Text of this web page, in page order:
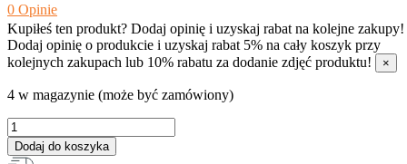
0 Opinie
Kupiłeś ten produkt? Dodaj opinię i uzyskaj rabat na kolejne zakupy!
Dodaj opinię o produkcie i uzyskaj rabat 5% na cały koszyk przy
kolejnych zakupach lub 10% rabatu za dodanie zdjęć produktu!
×
4 w magazynie (może być zamówiony)
ilość
Zaślepka
do
Dodaj do koszyka